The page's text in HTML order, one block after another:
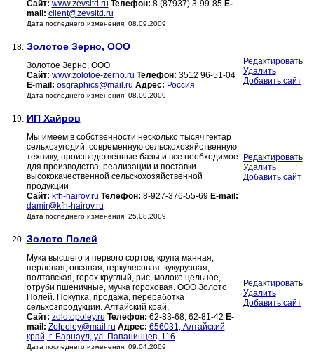
Сайт: www.zevsltd.ru Телефон: 8 (87937) 3-99-85 E-
mail: client@zevsltd.ru
Дата последнего изменения: 08.09.2009
18. Золотое Зерно, ООО
Золотое Зерно, ООО
Сайт: www.zolotoe-zerno.ru Телефон: 3512 96-51-04
E-mail: osgraphics@mail.ru Адрес: Россия
Дата последнего изменения: 08.09.2009
Редактировать
Удалить
Добавить сайт
19. ИП Хайров
Мы имеем в собственности несколько тысяч гектар
сельхозугодий, современную сельскохозяйственную
технику, производственные базы и все необходимое
для производства, реализации и поставки
высококачественной сельскохозяйственной
продукции
Сайт: kfh-hairov.ru Телефон: 8-927-376-55-69 E-mail:
damir@kfh-hairov.ru
Дата последнего изменения: 25.08.2009
Редактировать
Удалить
Добавить сайт
20. Золото Полей
Мука высшего и первого сортов, крупа манная,
перловая, овсяная, геркулесовая, кукурузная,
полтавская, горох круглый, рис, молоко цельное,
отруби пшеничные, мучка гороховая. ООО Золото
Полей. Покупка, продажа, переработка
сельхозпродукции. Алтайский край,
Сайт: zolotopoley.ru Телефон: 62-83-68, 62-81-42 E-
mail: Zolpoley@mail.ru Адрес: 656031, Алтайский
край, г. Барнаул, ул. Папанинцев, 116
Дата последнего изменения: 09.04.2009
Редактировать
Удалить
Добавить сайт